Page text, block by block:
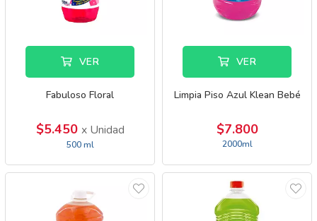
VER
Fabuloso Floral
$5.450 x Unidad
500 ml
VER
Limpia Piso Azul Klean Bebé
$7.800
2000ml